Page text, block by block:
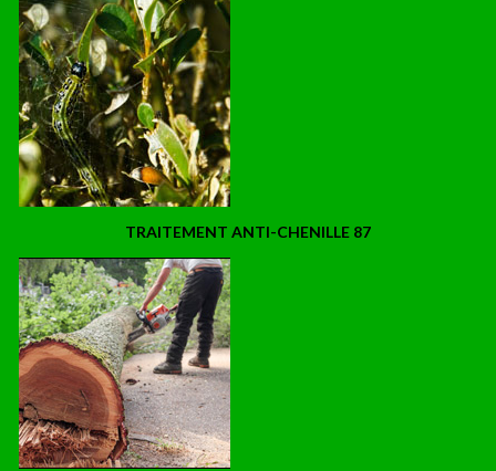
TRAITEMENT ANTI-CHENILLE 87